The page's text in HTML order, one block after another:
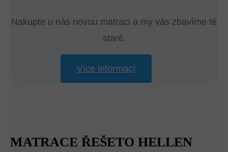
Nakupte u nás novou matraci a my vás zbavíme té
staré.
Více informací
MATRACE ŘEŠETO HELLEN